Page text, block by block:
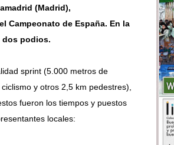
(Madrid),
Campeonato de España. En la
dos podios.
sprint (5.000 metros de
y otros 2,5 km pedestres),
fueron los tiempos y puestos
locales: